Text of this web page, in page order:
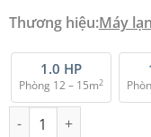
Thương hiệu:Máy
1.0 HP
Phòng 12 – 15m2
Máy lạnh Electrolux